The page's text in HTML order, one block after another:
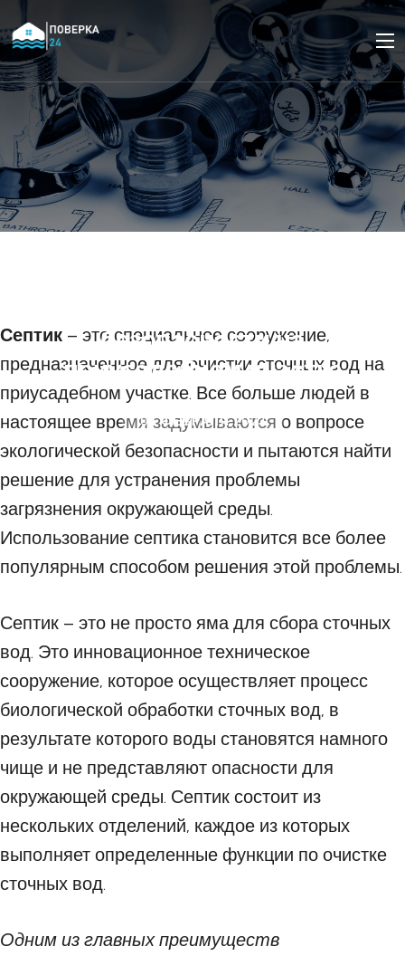
безопасности на
приусадебном участке
06 ФЕВРАЛЯ 2023
Септик – это специальное сооружение,
предназначенное для очистки сточных вод на
приусадебном участке. Все больше людей в
настоящее время задумываются о вопросе
экологической безопасности и пытаются найти
решение для устранения проблемы
загрязнения окружающей среды.
Использование септика становится все более
популярным способом решения этой проблемы.
Септик – это не просто яма для сбора сточных
вод. Это инновационное техническое
сооружение, которое осуществляет процесс
биологической обработки сточных вод, в
результате которого воды становятся намного
чище и не представляют опасности для
окружающей среды. Септик состоит из
нескольких отделений, каждое из которых
выполняет определенные функции по очистке
сточных вод.
Одним из главных преимуществ